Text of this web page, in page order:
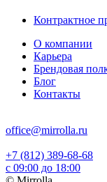
Контрактное
О компании
Карьера
Брендовая
Блог
Контакты
office@mirrolla.ru
+7 (812) 389-68-68
с 09:00 до 18:00